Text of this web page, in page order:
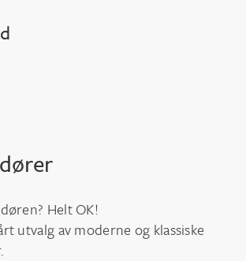
Helt OK!
utvalg av moderne og klassiske